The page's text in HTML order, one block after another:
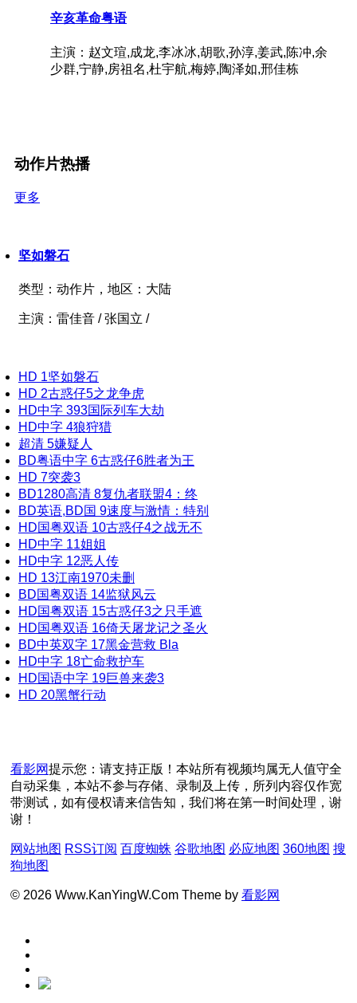
辛亥革命粤语
主演：赵文瑄,成龙,李冰冰,胡歌,孙淳,姜武,陈冲,余
少群,宁静,房祖名,杜宇航,梅婷,陶泽如,邢佳栋
动作片热播
更多
坚如磐石
类型： 动作片， 地区： 大陆
主演： 雷佳音 / 张国立 /
HD 1坚如磐石
HD 2古惑仔5之龙争虎
HD中字 393国际列车大劫
HD中字 4狼狩猎
超清 5嫌疑人
BD粤语中字 6古惑仔6胜者为王
HD 7突袭3
BD1280高清 8复仇者联盟4：终
BD英语,BD国 9速度与激情：特别
HD国粤双语 10古惑仔4之战无不
HD中字 11姐姐
HD中字 12恶人传
HD 13江南1970未删
BD国粤双语 14监狱风云
HD国粤双语 15古惑仔3之只手遮
HD国粤双语 16倚天屠龙记之圣火
BD中英双字 17黑金营救 Bla
HD中字 18亡命救护车
HD国语中字 19巨兽来袭3
HD 20黑蟹行动
看影网提示您：请支持正版！本站所有视频均属无人值守全
自动采集，本站不参与存储、录制及上传，所列内容仅作宽
带测试，如有侵权请来信告知，我们将在第一时间处理，谢
谢！
网站地图 RSS订阅 百度蜘蛛 谷歌地图 必应地图 360地图 搜
狗地图
© 2026 Www.KanYingW.Com Theme by 看影网